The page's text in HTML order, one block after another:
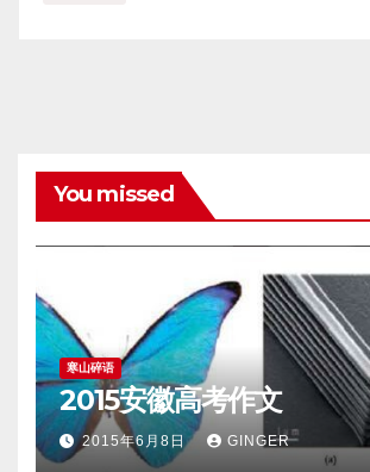
You missed
寒山碎语
2015安徽高考作文
2015年6月8日 GINGER